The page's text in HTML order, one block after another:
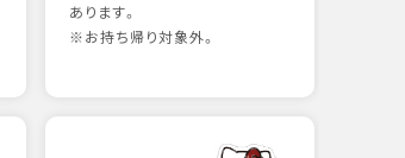
あります。
※お持ち帰り対象外。